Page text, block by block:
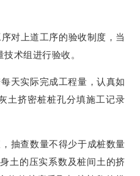
对上道工序的验收制度，当
术组进行验收。
天实际完成工程量，认真如
土挤密桩桩孔分填施工记录
抽查数量不得少于成桩数量
土的压实系数及桩间土的挤